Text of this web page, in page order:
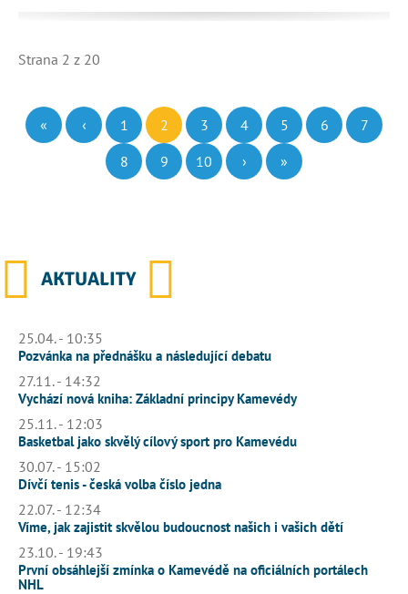
Strana 2 z 20
« ‹ 1 2 3 4 5 6
7
8
9 10 › »
AKTUALITY
25.04. - 10:35
Pozvánka na přednášku a následující debatu
27.11. - 14:32
Vychází nová kniha: Základní principy Kamevédy
25.11. - 12:03
Basketbal jako skvělý cílový sport pro Kamevédu
30.07. - 15:02
Dívčí tenis - česká volba číslo jedna
22.07. - 12:34
Víme, jak zajistit skvělou budoucnost našich i vašich dětí
23.10. - 19:43
První obsáhlejší zmínka o Kamevédě na oficiálních portálech
NHL